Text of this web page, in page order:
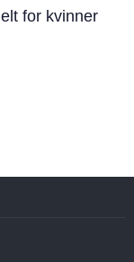
for kvinner